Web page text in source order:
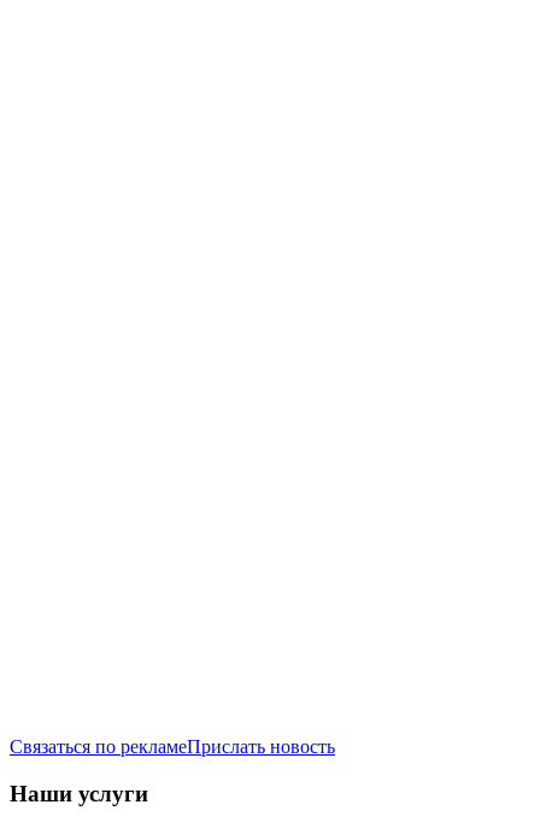
Связаться по рекламеПрислать новость
Наши услуги